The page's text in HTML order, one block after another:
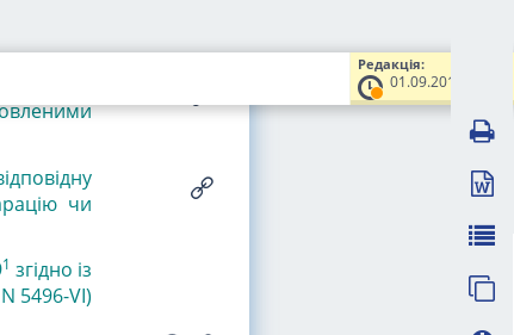
Редакція:
01.09.2015
право
чи
1 згідно із
5496-VI)